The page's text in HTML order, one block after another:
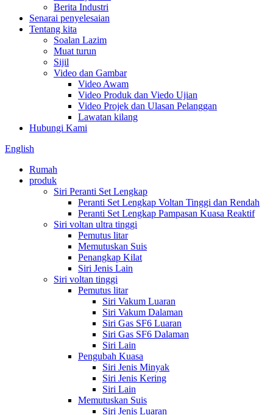
Berita Industri
Senarai penyelesaian
Tentang kita
Soalan Lazim
Muat turun
Sijil
Video dan Gambar
Video Awam
Video Produk dan Viedo Ujian
Video Projek dan Ulasan Pelanggan
Lawatan kilang
Hubungi Kami
English
Rumah
produk
Siri Peranti Set Lengkap
Peranti Set Lengkap Voltan Tinggi dan Rendah
Peranti Set Lengkap Pampasan Kuasa Reaktif
Siri voltan ultra tinggi
Pemutus litar
Memutuskan Suis
Penangkap Kilat
Siri Jenis Lain
Siri voltan tinggi
Pemutus litar
Siri Vakum Luaran
Siri Vakum Dalaman
Siri Gas SF6 Luaran
Siri Gas SF6 Dalaman
Siri Lain
Pengubah Kuasa
Siri Jenis Minyak
Siri Jenis Kering
Siri Lain
Memutuskan Suis
Siri Jenis Luaran